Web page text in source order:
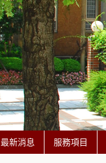
最新消息 服務項目